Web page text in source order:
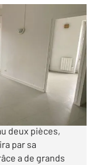
ville de
deux pièces,
par sa
a de grands